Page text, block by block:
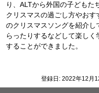
り、ALTから外国の子どもた
クリスマスの過ごし方やおす
のクリスマスソングを紹介し
らったりするなどして楽しく
することができました。
登録日: 2022年12月